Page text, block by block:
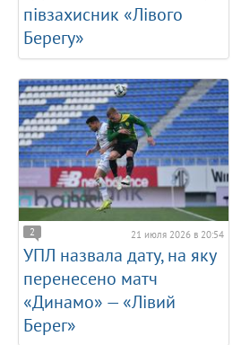
півзахисник «Лівого
Берегу»
2 21 июля 2026 в 20:54
УПЛ назвала дату, на яку
перенесено матч
«Динамо» — «Лівий
Берег»